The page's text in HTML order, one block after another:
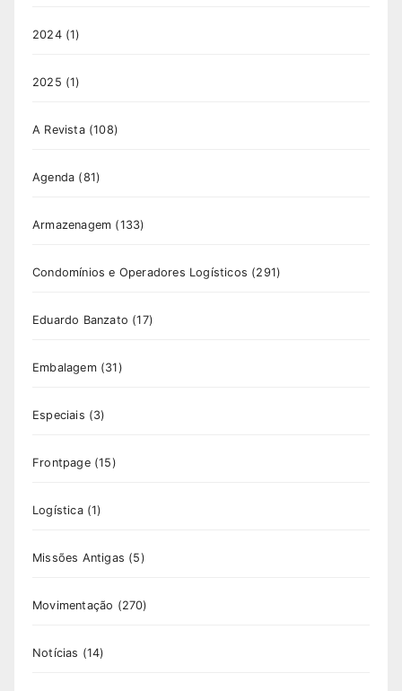
2024(1)
2025 (1)
A Revista(108)
Agenda (81)
Armazenagem (133)
Condomínios e Operadores Logísticos (291)
Eduardo Banzato (17)
Embalagem(31)
Especiais (3)
Frontpage(15)
Logística(1)
Missões Antigas (5)
Movimentação (270)
Notícias (14)